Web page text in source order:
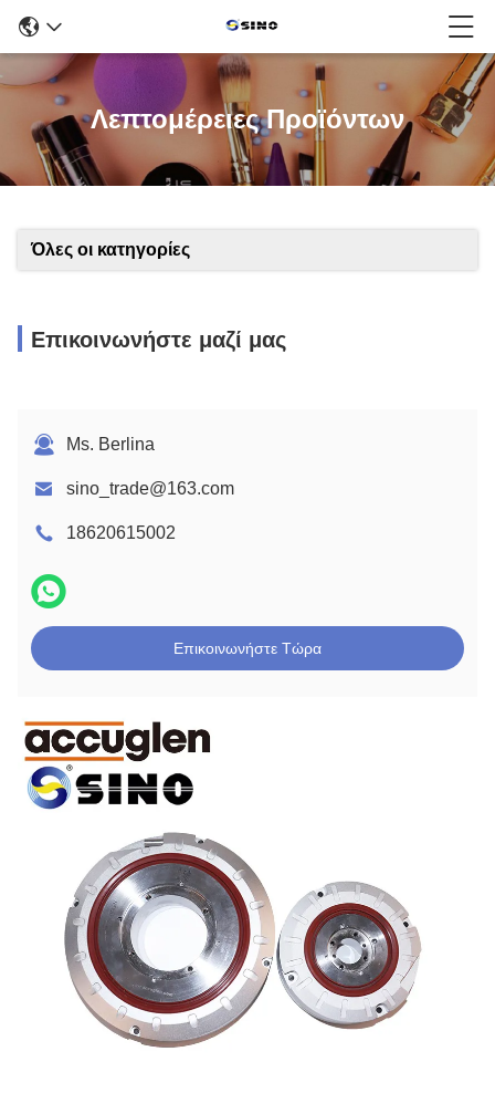
Λεπτομέρειες Προϊόντων
Όλες οι κατηγορίες
Επικοινωνήστε μαζί μας
Ms. Berlina
sino_trade@163.com
18620615002
Επικοινωνήστε Τώρα